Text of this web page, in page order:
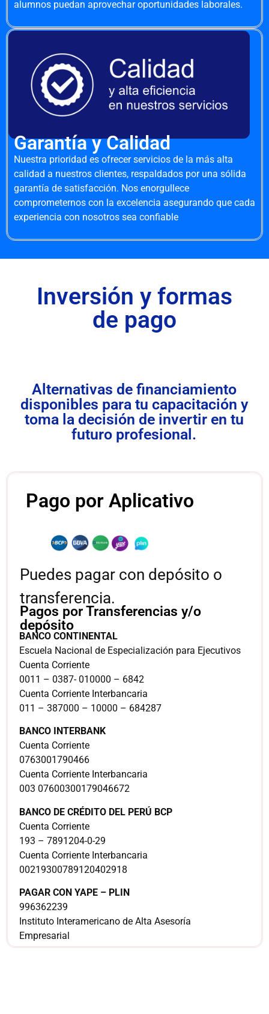
alumnos puedan aprovechar oportunidades laborales.
Garantía y Calidad
Nuestra prioridad es ofrecer servicios de la más alta
calidad a nuestros clientes, respaldados por una sólida
garantía de satisfacción. Nos enorgullece
comprometernos con la excelencia asegurando que cada
experiencia con nosotros sea confiable
Inversión y formas
de pago
Alternativas de financiamiento
disponibles para tu capacitación y
toma la decisión de invertir en tu
futuro profesional.
Pago por Aplicativo
Puedes pagar con depósito o
transferencia.
BANCO CONTINENTAL
Escuela Nacional de Especialización para Ejecutivos
Cuenta Corriente
0011 – 0387- 010000 – 6842
Cuenta Corriente Interbancaria
011 – 387000 – 10000 – 684287
BANCO INTERBANK
Cuenta Corriente
0763001790466
Cuenta Corriente Interbancaria
003 07600300179046672
BANCO DE CRÉDITO DEL PERÚ BCP
Cuenta Corriente
193 – 7891204-0-29
Cuenta Corriente Interbancaria
00219300789120402918
PAGAR CON YAPE – PLIN
996362239
Instituto Interamericano de Alta Asesoría
Empresarial
Pagos por Transferencias y/o
depósito